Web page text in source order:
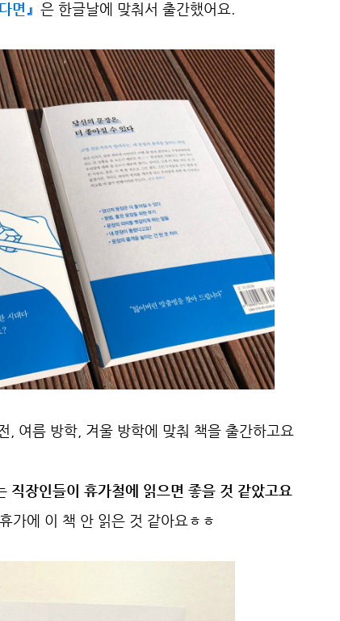
면』 은 한글날에 맞춰서 출간했어요.
, 여름 방학, 겨울 방학에 맞춰 책을 출간하고요
직장인들이 휴가철에 읽으면 좋을 것 같았고요
가에 이 책 안 읽은 것 같아요ㅎㅎ